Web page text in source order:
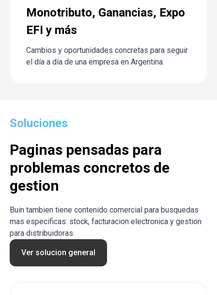
Monotributo, Ganancias, Expo
EFI y más
Cambios y oportunidades concretas para seguir
el día a día de una empresa en Argentina.
Soluciones
Paginas pensadas para
problemas concretos de
gestion
Buin tambien tiene contenido comercial para busquedas
mas especificas: stock, facturacion electronica y gestion
para distribuidoras.
Ver solucion general